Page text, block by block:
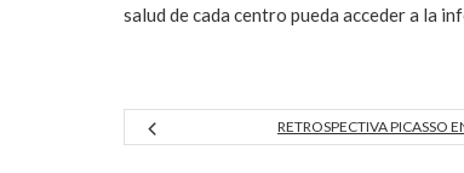
salud de cada centro pueda acceder a la
RETROSPECTIVA PICASSO